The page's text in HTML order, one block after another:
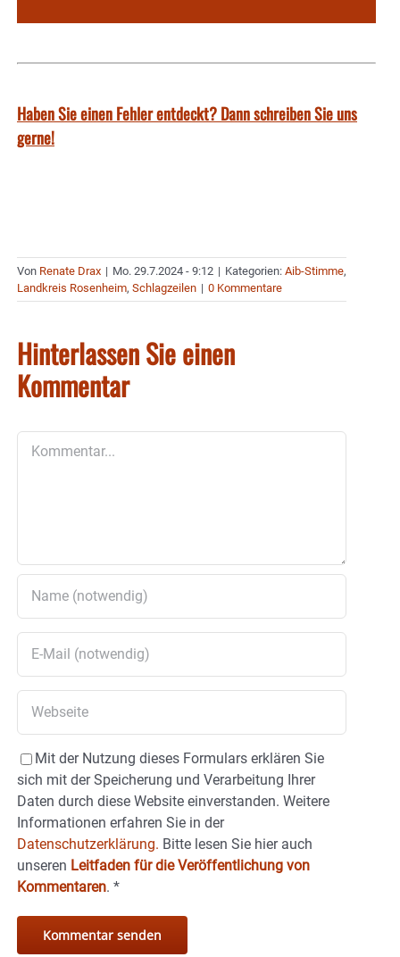
Haben Sie einen Fehler entdeckt? Dann schreiben Sie uns
gerne!
Von Renate Drax | Mo. 29.7.2024 - 9:12 | Kategorien: Aib-Stimme,
Landkreis Rosenheim, Schlagzeilen | 0 Kommentare
Hinterlassen Sie einen
Kommentar
Mit der Nutzung dieses Formulars erklären Sie
sich mit der Speicherung und Verarbeitung Ihrer
Daten durch diese Website einverstanden. Weitere
Informationen erfahren Sie in der
Datenschutzerklärung. Bitte lesen Sie hier auch
unseren Leitfaden für die Veröffentlichung von
Kommentaren. *